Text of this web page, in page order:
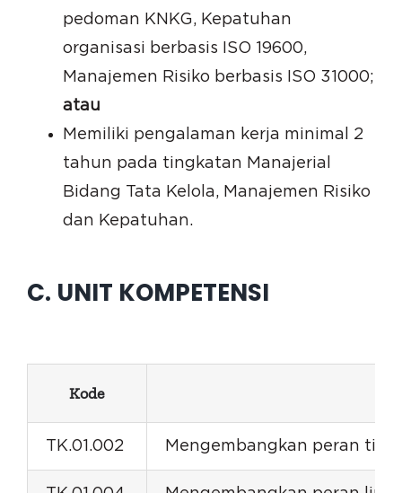
pedoman KNKG, Kepatuhan
organisasi berbasis ISO 19600,
Manajemen Risiko berbasis ISO 31000;
atau
Memiliki pengalaman kerja minimal 2
tahun pada tingkatan Manajerial
Bidang Tata Kelola, Manajemen Risiko
dan Kepatuhan.
C. UNIT KOMPETENSI
Kode
TK.01.002 Mengembangkan peran